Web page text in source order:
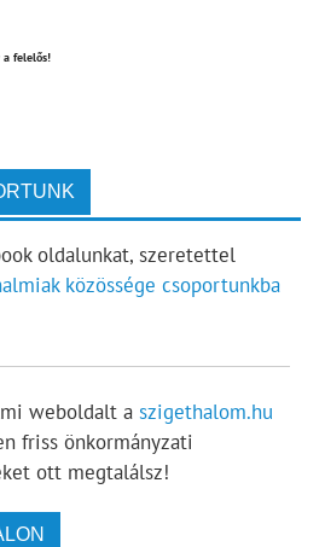
a felelős!
oldalunkat, szeretettel
közössége csoportunkba
weboldalt a szigethalom.hu
friss önkormányzati
ott megtalálsz!